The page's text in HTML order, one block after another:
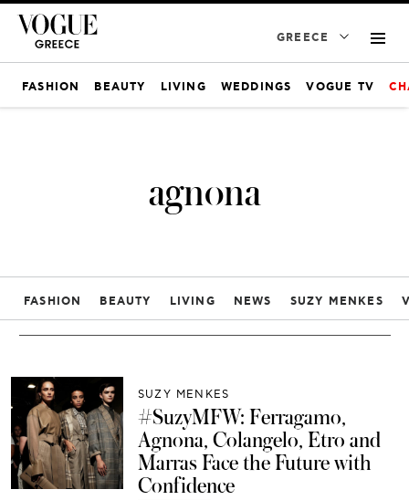
GREECE
FASHION BEAUTY LIVING WEDDINGS VOGUE TV
agnona
FASHION BEAUTY LIVING NEWS SUZY MENKES
SUZY MENKES
#SuzyMFW: Ferragamo,
Agnona, Colangelo, Etro and
Marras Face the Future with
Confidence